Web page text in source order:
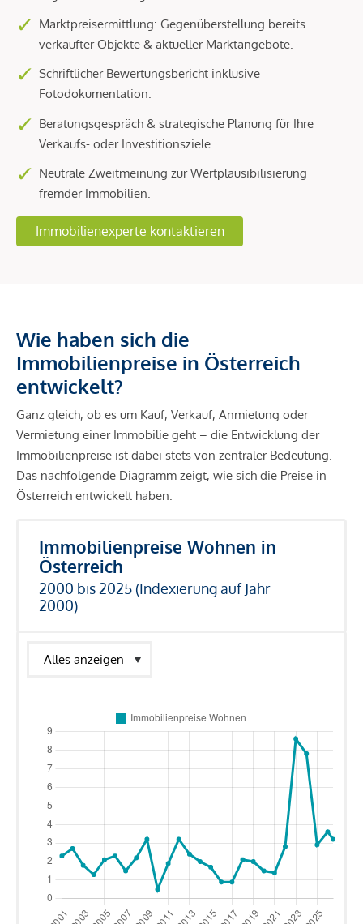
Marktpreisermittlung: Gegenüberstellung bereits
verkaufter Objekte & aktueller Marktangebote.
Schriftlicher Bewertungsbericht inklusive
Fotodokumentation.
Beratungsgespräch & strategische Planung für Ihre
Verkaufs- oder Investitionsziele.
Neutrale Zweitmeinung zur Wertplausibilisierung
fremder Immobilien.
Immobilienexperte kontaktieren
Wie haben sich die
Immobilienpreise in Österreich
entwickelt?
Ganz gleich, ob es um Kauf, Verkauf, Anmietung oder
Vermietung einer Immobilie geht – die Entwicklung der
Immobilienpreise ist dabei stets von zentraler Bedeutung.
Das nachfolgende Diagramm zeigt, wie sich die Preise in
Österreich entwickelt haben.
Immobilienpreise Wohnen in
Österreich
2000 bis 2025 (Indexierung auf Jahr
2000)